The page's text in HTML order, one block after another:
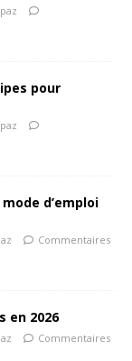
pour
d’emploi
Commentaires
en 2026
Commentaires